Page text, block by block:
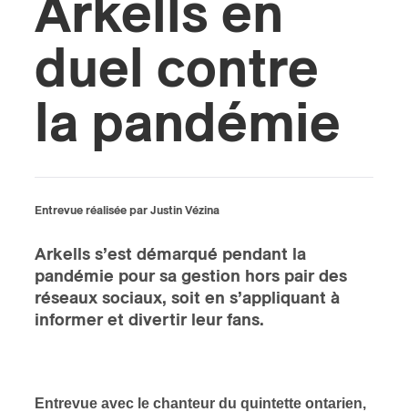
Arkells en
duel contre
la pandémie
Entrevue réalisée par Justin Vézina
Arkells s’est démarqué pendant la
pandémie pour sa gestion hors pair des
réseaux sociaux, soit en s’appliquant à
informer et divertir leur fans.
Entrevue avec le chanteur du quintette ontarien,